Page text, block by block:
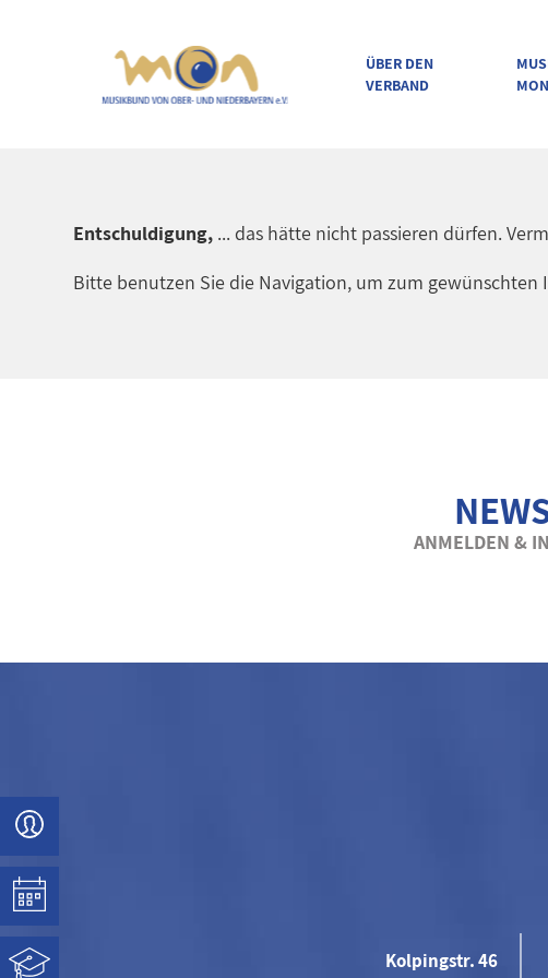
ÜBER DEN
VERBAND
MON
Entschuldigung, ... das hätte nicht passieren dürfen.
Bitte benutzen Sie die Navigation, um zum gewünschten
ANMELDEN &
Kolpingstr. 46